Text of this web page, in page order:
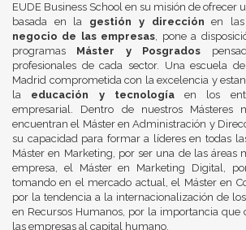
EUDE Business School en su misión de ofrecer
basada en la gestión y dirección en las
negocio de las empresas, pone a
programas Máster y Posgrados
profesionales de cada sector. Una escuela
Madrid comprometida con la excelencia y
la educación y tecnologíaen los
empresarial. Dentro de nuestros Másteres
encuentran el Máster en Administración y
su capacidad para formar a líderes en todas
Máster en Marketing, por ser una de las áreas
empresa, el Máster en Marketing Digital,
tomando en el mercado actual, el Máster en
por la tendencia a la internacionalización de
en Recursos Humanos, por la importancia que
las empresas al capital humano.